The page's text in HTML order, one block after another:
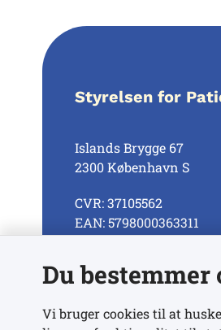
Styrelsen for
Islands Brygge 67
2300 København S
CVR: 37105562
EAN: 5798000363311
Se alle
Du bestemmer
Vi bruger cookies til at